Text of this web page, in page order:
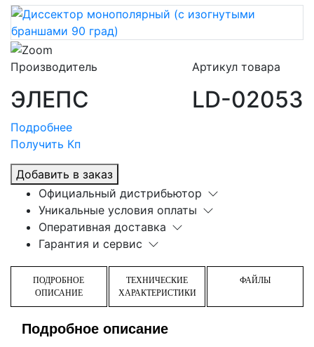
Производитель
ЭЛЕПС
Артикул товара
LD-02053
Подробнее
Получить Кп
Добавить в заказ
Официальный дистрибьютор
Уникальные условия оплаты
Оперативная доставка
Гарантия и сервис
ПОДРОБНОЕ
ОПИСАНИЕ
ТЕХНИЧЕСКИЕ
ХАРАКТЕРИСТИКИ
ФАЙЛЫ
Подробное описание